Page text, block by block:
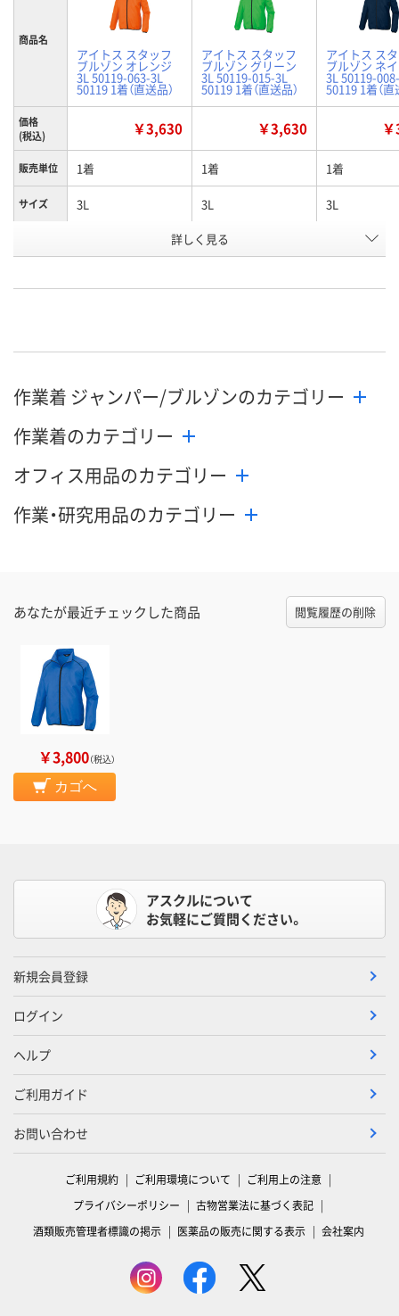
商品名
アイトス スタッフ
ブルゾン オレンジ
3L 50119-063-3L
50119 1着（直送品）
アイトス スタッフ
ブルゾン グリーン
3L 50119-015-3L
50119 1着（直送品）
アイトス ス
ブルゾン ネ
3L 50119-
50119 1着（直
価格
(税込)
￥3,630 ￥3,630
販売単位 1着 1着 1着
サイズ 3L 3L 3L
グリーン ネイビー
号
お届け日 8月24日（月）まで 8月24日（月）まで
数量
カゴへ
数量
詳しく見る
作業着 ジャンパー/ブルゾンのカテゴリー
作業着のカテゴリー
オフィス用品のカテゴリー
作業・研究用品のカテゴリー
あなたが最近チェックした商品 閲覧履歴の削除
￥3,800（税込）
カゴへ
アスクルについて
お気軽にご質問ください。
新規会員登録
ログイン
ヘルプ
ご利用ガイド
お問い合わせ
ご利用規約 ご利用環境について
ご利用上の注意
プライバシーポリシー
古物営業法に基づく表記
酒類販売管理者標識の掲示
医薬品の販売に関する表示 会社案内